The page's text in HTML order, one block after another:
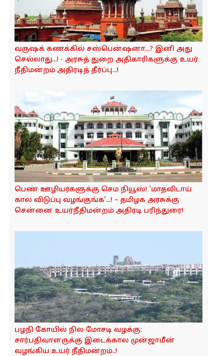
வருஷக் கணக்கில் சஸ்பென்ஷனா...? இனி அது
செல்லாது...! - அரசுத் துறை அதிகாரிகளுக்கு உயர்
நீதிமன்றம் அதிரடித் தீர்ப்பு...!
பெண் ஊழியர்களுக்கு செம நியூஸ்! 'மாதவிடாய்
கால விடுப்பு வழங்‌குங்க'...! – தமிழக அரசுக்கு
சென்னை உயர்நீதிமன்றம் அதிரடி பரிந்துரை!
பழநி கோயில் நில மோசடி வழக்கு:
சார்பதிவாளருக்கு இடைக்கால முன்ஜாமீன்
வழங்கிய உயர் நீதிமன்றம்..!